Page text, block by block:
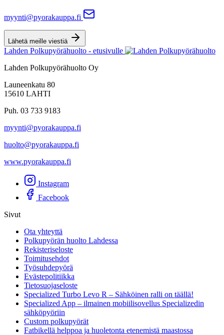
myynti@pyorakauppa.fi
Lähetä meille viestiä
Lahden Polkupyörähuolto - etusivulle
Lahden Polkupyörähuolto Oy
Launeenkatu 80
15610 LAHTI
Puh. 03 733 9183
myynti@pyorakauppa.fi
huolto@pyorakauppa.fi
www.pyorakauppa.fi
Instagram
Facebook
Sivut
Ota yhteyttä
Polkupyörän huolto Lahdessa
Rekisteriseloste
Toimitusehdot
Työsuhdepyörä
Evästepolitiikka
Tietosuojaseloste
Specialized Turbo Levo R – Sähköinen ralli on täällä!
Specialized App – ilmainen mobiilisovellus Specializedin
sähköpyöriin
Custom polkupyörät
Fatbikellä helppoa ja huoletonta etenemistä maastossa